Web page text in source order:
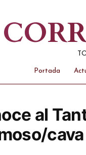
Portada
al